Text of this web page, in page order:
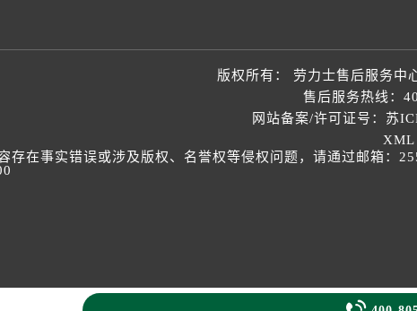
版权所有： 劳力士售后服务中
售后服务热线：
网站备案/许可证号：苏
XML
存在事实错误或涉及版权、名誉权等侵权问题，请通过邮箱：